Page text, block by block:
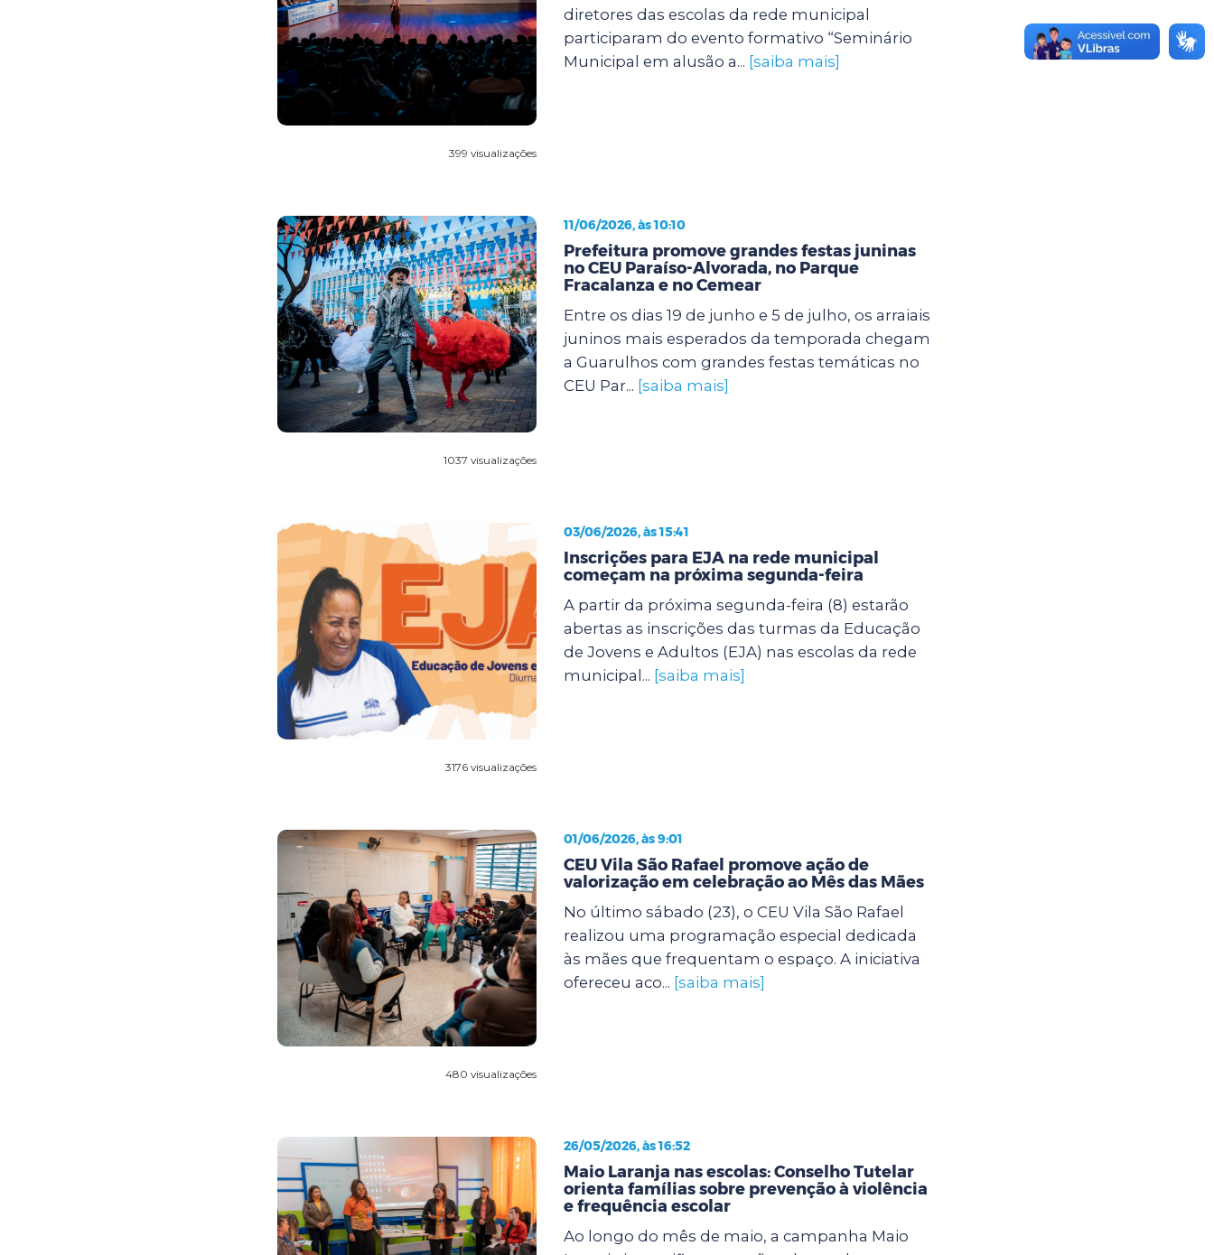
399 visualizações
diretores das escolas da rede municipal
participaram do evento formativo “Seminário
Municipal em alusão a... [saiba mais]
1037 visualizações
11/06/2026, às 10:10
Prefeitura promove grandes festas juninas
no CEU Paraíso-Alvorada, no Parque
Fracalanza e no Cemear
Entre os dias 19 de junho e 5 de julho, os arraiais
juninos mais esperados da temporada chegam
a Guarulhos com grandes festas temáticas no
CEU Par... [saiba mais]
3176 visualizações
03/06/2026, às 15:41
Inscrições para EJA na rede municipal
começam na próxima segunda-feira
A partir da próxima segunda-feira (8) estarão
abertas as inscrições das turmas da Educação
de Jovens e Adultos (EJA) nas escolas da rede
municipal... [saiba mais]
480 visualizações
01/06/2026, às 9:01
CEU Vila São Rafael promove ação de
valorização em celebração ao Mês das Mães
No último sábado (23), o CEU Vila São Rafael
realizou uma programação especial dedicada
às mães que frequentam o espaço. A iniciativa
ofereceu aco... [saiba mais]
26/05/2026, às 16:52
Maio Laranja nas escolas: Conselho Tutelar
orienta famílias sobre prevenção à violência
e frequência escolar
Ao longo do mês de maio, a campanha Maio